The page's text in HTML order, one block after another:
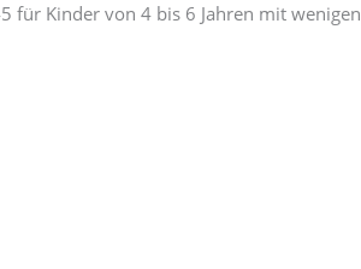
für Kinder von 4 bis 6 Jahren mit wenigen